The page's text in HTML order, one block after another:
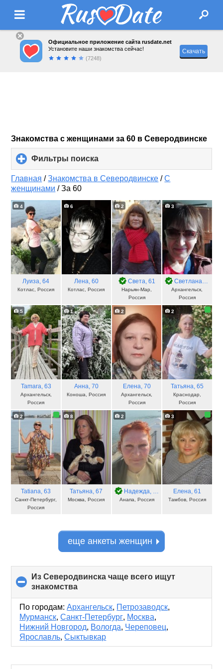
Официальное приложение сайта rusdate.net
Установите наши знакомства сейчас!
(7248)
Скачать
Знакомства с женщинами за 60 в Северодвинске
Фильтры поиска
to
expand
Главная /Знакомства в Северодвинске /С
женщинами /За 60
4
Луиза, 64
Котлас, Россия
6
Лена, 60
Котлас, Россия
2
Света, 61
Нарьян-Мар,
Россия
3
Светлана, 61
Архангельск,
Россия
5
Tamara, 63
Архангельск,
Россия
1
Анна, 70
Коноша, Россия
2
Елена, 70
Архангельск,
Россия
2
Татьяна, 65
Краснодар,
Россия
2
Tatiana, 63
Санкт-Петербург,
Россия
8
Татьяна, 67
Москва, Россия
2
Надежда, 61
Анапа, Россия
3
Елена, 61
Тамбов, Россия
еще анкеты женщин
Из Северодвинска чаще всего ищут
знакомства
to
collapse
contents
По городам: Архангельск, Петрозаводск,
Мурманск,Санкт-Петербург, Москва,
Нижний Новгород, Вологда, Череповец,
Ярославль,Сыктывкар